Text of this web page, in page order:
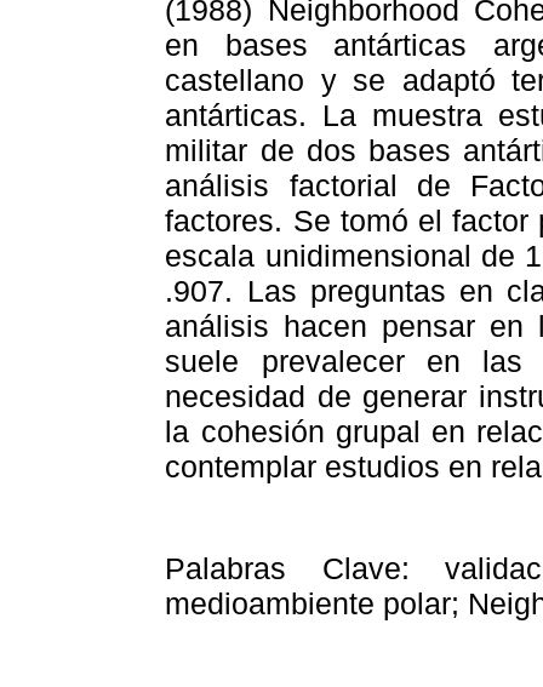
(1988) Neighborhood
en bases antárticas
castellano y se adaptó
antárticas. La muestra
militar de dos bases
análisis factorial de
factores. Se tomó el
escala unidimensional de
.907. Las preguntas en
análisis hacen pensar en
suele prevalecer en
necesidad de generar
la cohesión grupal en
contemplar estudios en
Palabras Clave:
medioambiente polar;